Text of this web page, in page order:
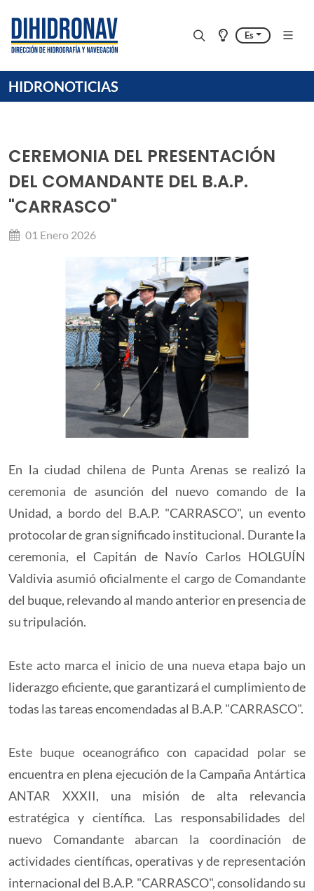
Es
HIDRONOTICIAS
CEREMONIA DEL PRESENTACIÓN
DEL COMANDANTE DEL B.A.P.
"CARRASCO"
01 Enero 2026
En la ciudad chilena de Punta Arenas se realizó la
ceremonia de asunción del nuevo comando de la
Unidad, a bordo del B.A.P. "CARRASCO", un evento
protocolar de gran significado institucional. Durante la
ceremonia, el Capitán de Navío Carlos HOLGUÍN
Valdivia asumió oficialmente el cargo de Comandante
del buque, relevando al mando anterior en presencia de
su tripulación.
Este acto marca el inicio de una nueva etapa bajo un
liderazgo eficiente, que garantizará el cumplimiento de
todas las tareas encomendadas al B.A.P. "CARRASCO".
Este buque oceanográfico con capacidad polar se
encuentra en plena ejecución de la Campaña Antártica
ANTAR XXXII, una misión de alta relevancia
estratégica y científica. Las responsabilidades del
nuevo Comandante abarcan la coordinación de
actividades científicas, operativas y de representación
internacional del B.A.P. "CARRASCO", consolidando su